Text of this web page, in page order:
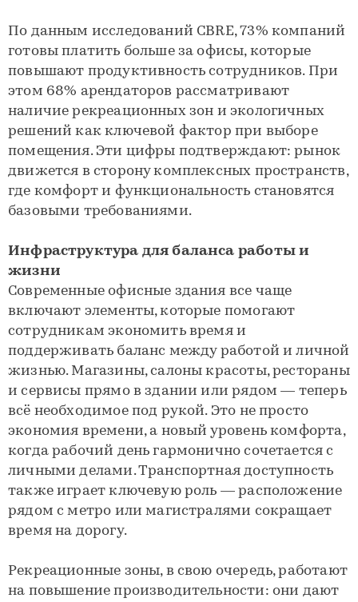
По данным исследований CBRE, 73% компаний
готовы платить больше за офисы, которые
повышают продуктивность сотрудников. При
этом 68% арендаторов рассматривают
наличие рекреационных зон и экологичных
решений как ключевой фактор при выборе
помещения. Эти цифры подтверждают: рынок
движется в сторону комплексных пространств,
где комфорт и функциональность становятся
базовыми требованиями.
Инфраструктура для баланса работы и
жизни
Современные офисные здания все чаще
включают элементы, которые помогают
сотрудникам экономить время и
поддерживать баланс между работой и личной
жизнью. Магазины, салоны красоты, рестораны
и сервисы прямо в здании или рядом — теперь
всё необходимое под рукой. Это не просто
экономия времени, а новый уровень комфорта,
когда рабочий день гармонично сочетается с
личными делами. Транспортная доступность
также играет ключевую роль — расположение
рядом с метро или магистралями сокращает
время на дорогу.
Рекреационные зоны, в свою очередь, работают
на повышение производительности: они дают